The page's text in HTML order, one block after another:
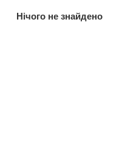
Нiчого не знайдено